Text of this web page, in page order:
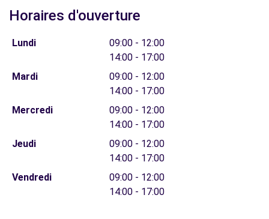
Horaires d'ouverture
Lundi
09:00 - 12:00
14:00 - 17:00
Mardi
09:00 - 12:00
14:00 - 17:00
Mercredi
09:00 - 12:00
14:00 - 17:00
Jeudi
09:00 - 12:00
14:00 - 17:00
Vendredi
09:00 - 12:00
14:00 - 17:00